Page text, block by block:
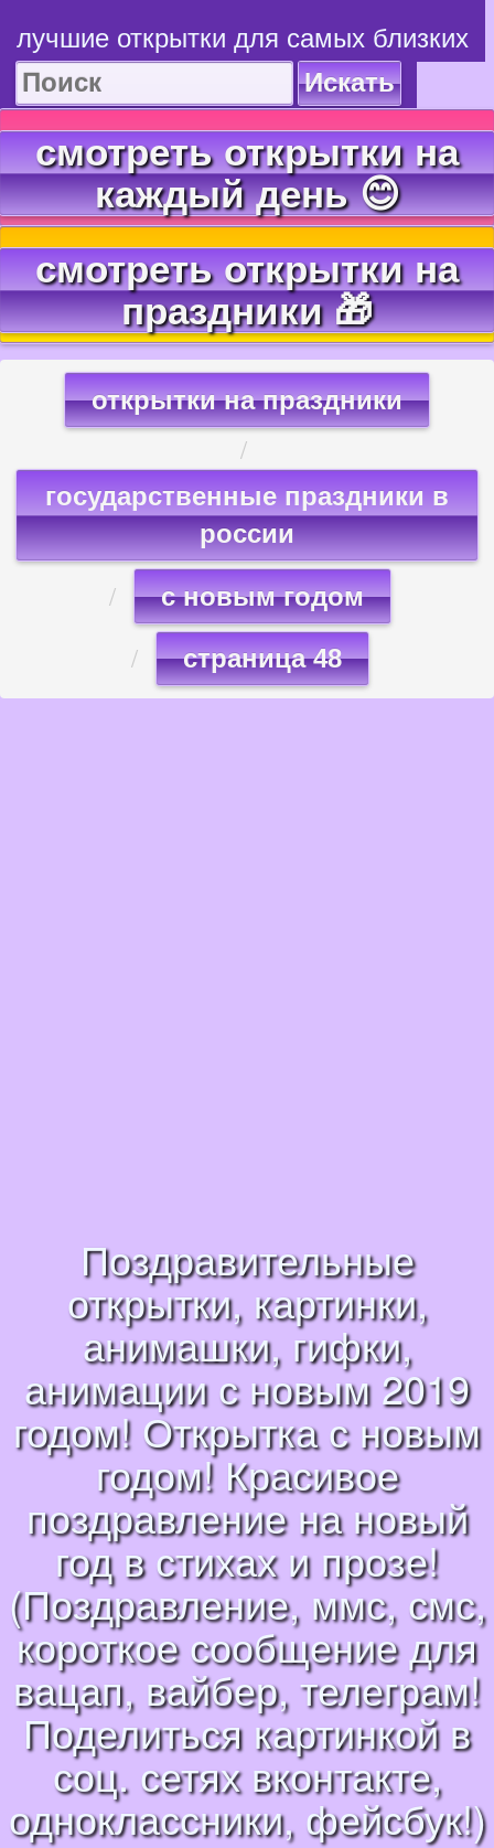
лучшие открытки для самых близких
Искать
смотреть открытки на
каждый день 😊
смотреть открытки на
праздники 🎁
открытки на праздники
государственные праздники в
россии
с новым годом
страница 48
Поздравительные
открытки, картинки,
анимашки, гифки,
анимации с новым 2019
годом! Открытка с новым
годом! Красивое
поздравление на новый
год в стихах и прозе!
(Поздравление, ммс, смс,
короткое сообщение для
вацап, вайбер, телеграм!
Поделиться картинкой в
соц. сетях вконтакте,
одноклассники, фейсбук!)